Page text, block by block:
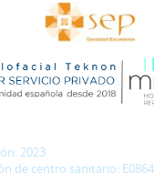
2023
de centro sanitario: